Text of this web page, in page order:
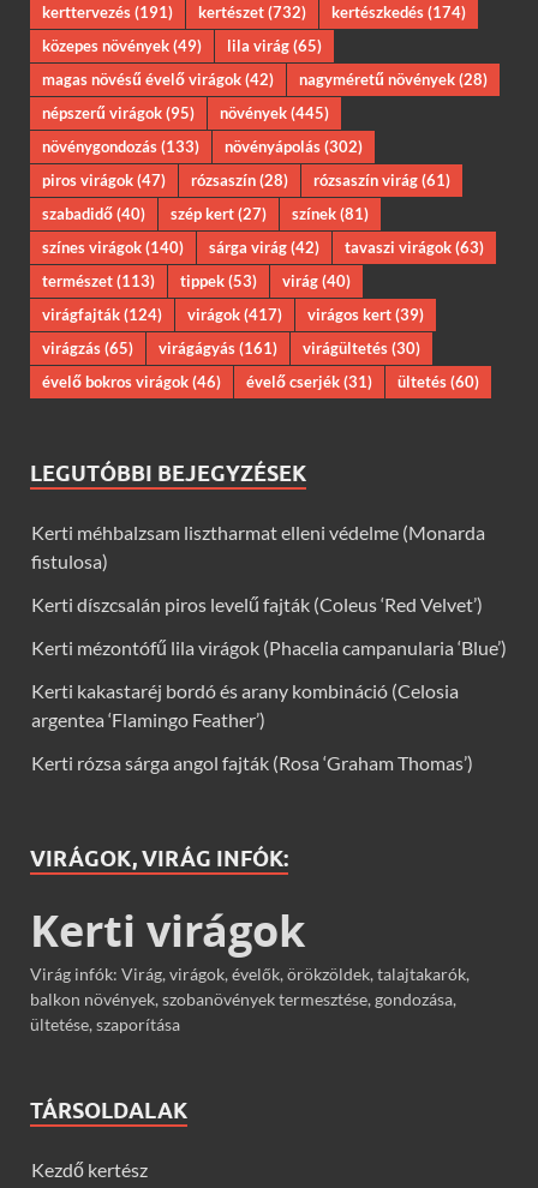
kerttervezés(191) kertészet(732) kertészkedés(174)
közepes növények(49) lila virág(65)
magas növésű évelő virágok(42) nagyméretű növények(28)
népszerű virágok(95) növények(445)
növénygondozás(133) növényápolás(302)
piros virágok(47) rózsaszín(28) rózsaszín virág(61)
szabadidő(40) szép kert(27) színek(81)
színes virágok(140) sárga virág(42) tavaszi virágok(63)
természet(113) tippek(53) virág(40)
virágfajták(124) virágok(417) virágos kert(39)
virágzás(65) virágágyás(161) virágültetés(30)
évelő bokros virágok(46) évelő cserjék(31) ültetés(60)
LEGUTÓBBI BEJEGYZÉSEK
Kerti méhbalzsam lisztharmat elleni védelme (Monarda
fistulosa)
Kerti díszcsalán piros levelű fajták (Coleus ‘Red Velvet’)
Kerti mézontófű lila virágok (Phacelia campanularia ‘Blue’)
Kerti kakastaréj bordó és arany kombináció (Celosia
argentea ‘Flamingo Feather’)
Kerti rózsa sárga angol fajták (Rosa ‘Graham Thomas’)
VIRÁGOK, VIRÁG INFÓK:
Kerti virágok
Virág infók: Virág, virágok, évelők, örökzöldek, talajtakarók,
balkon növények, szobanövények termesztése, gondozása,
ültetése, szaporítása
TÁRSOLDALAK
Kezdő kertész